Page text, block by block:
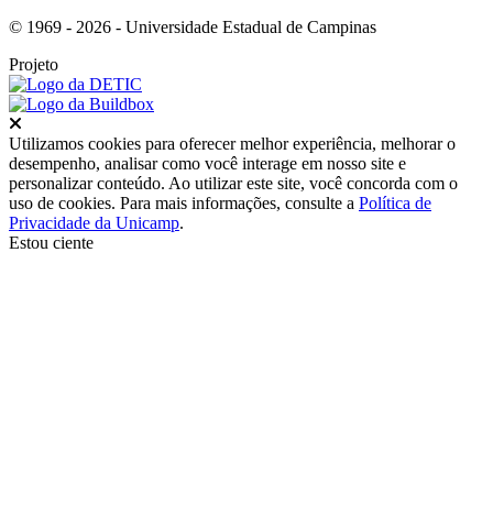
© 1969 - 2026 - Universidade Estadual de Campinas
Projeto
Utilizamos cookies para oferecer melhor experiência, melhorar o
desempenho, analisar como você interage em nosso site e
personalizar conteúdo. Ao utilizar este site, você concorda com o
uso de cookies. Para mais informações, consulte a Política de
Privacidade da Unicamp.
Estou ciente